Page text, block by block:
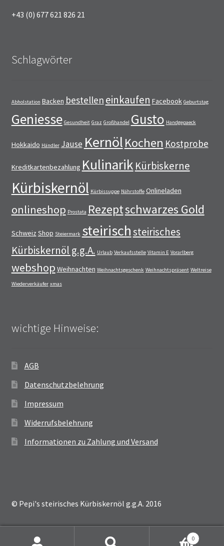
+43 (0) 677 621 826 21
Schlagwörter
Abholstation Backen bestellen einkaufen Facebook Geburtstag
Geniesse Gesundheit Graz Großhandel Gusto Handgepaeck
Hokkaido Händler Jause KernölKochen Kostprobe
Kreditkartenbezahlung Kulinarik Kürbiskerne
Kürbiskernöl Kürbissuppe Nährstoffe Onlineladen
onlineshop Prostata Rezeptschwarzes Gold
Schweiz Shop Steiermark steirischsteirisches
Kürbiskernöl g.g.A. Urlaub Verkaufsstelle Vitamin E Vorarlberg
webshop Weihnachten Weihnachtsgeschenk Weihnachtspräsent Weltreise
Wiederverkäufer xmas
wichtige Hinweise:
AGB
Datenschutzbelehrung
Impressum
Widerrufsbelehrung
Informationen zu Zahlung und Versand
© Pepi's steirisches Kürbiskernöl g.g.A. 2016
0